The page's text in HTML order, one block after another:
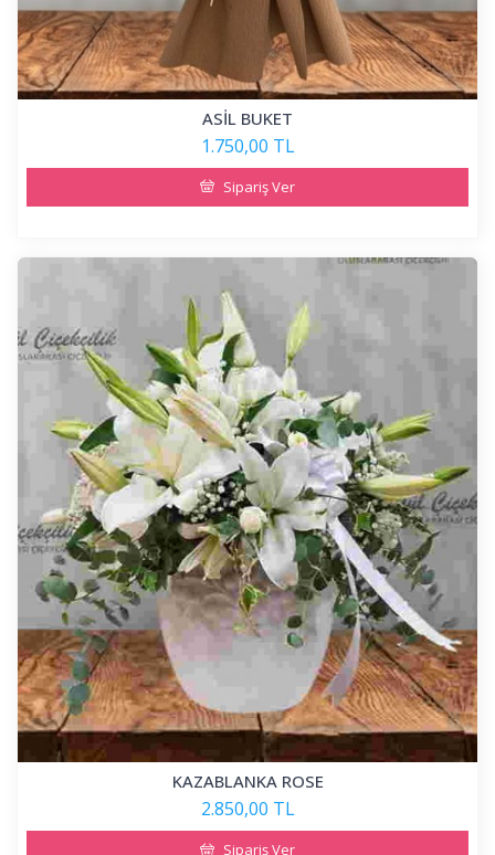
ASİL BUKET
1.750,00 TL
Sipariş Ver
KAZABLANKA ROSE
2.850,00 TL
Sipariş Ver